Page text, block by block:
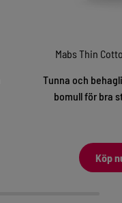
Mabs Thin
Tunna och
bomull för bra
Köp